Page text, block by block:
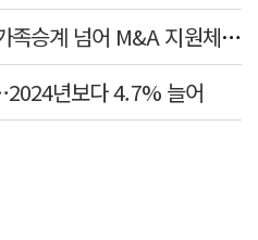
늙어가는 지역 제조업…"가족승계 넘어 M&A 지원체계 마련해야"
년보다 4.7% 늘어